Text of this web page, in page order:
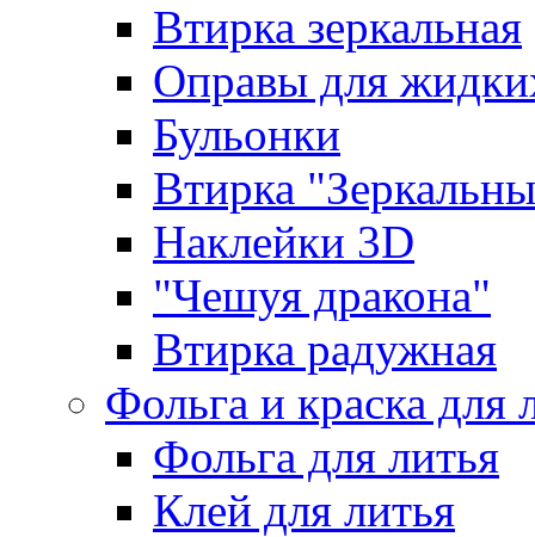
Втирка зеркальная
Оправы для
Бульонки
Втирка
Наклейки 3D
"Чешуя дракона"
Втирка радужная
Фольга и краска для
Фольга для литья
Клей для литья